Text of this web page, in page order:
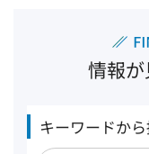
情報
キーワードか